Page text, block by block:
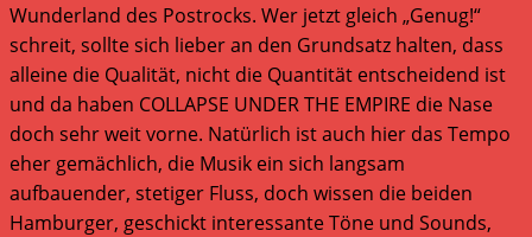
Wunderland des Postrocks. Wer jetzt gleich „Genug!“
schreit, sollte sich lieber an den Grundsatz halten, dass
alleine die Qualität, nicht die Quantität entscheidend ist
und da haben COLLAPSE UNDER THE EMPIRE die Nase
doch sehr weit vorne. Natürlich ist auch hier das Tempo
eher gemächlich, die Musik ein sich langsam
aufbauender, stetiger Fluss, doch wissen die beiden
Hamburger, geschickt interessante Töne und Sounds,